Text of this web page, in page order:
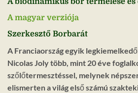
A magyar verziója
Szerkesztő Borbarát
A Franciaország egyik
Nicolas Joly több, mint 20 éve
szőlőtermesztéssel, melynek
elismerten a világ első számú